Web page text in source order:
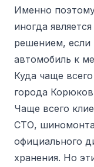
Именно
иногда
решением, если
автомобиль к
Куда чаще
города
Чаще всего
СТО,
официального
хранения. Но